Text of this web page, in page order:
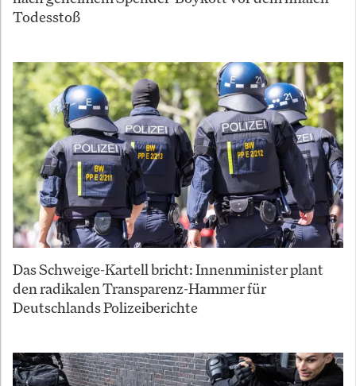
Todesstoß
Das Schweige-Kartell bricht: Innenminister plant
den radikalen Transparenz-Hammer für
Deutschlands Polizeiberichte